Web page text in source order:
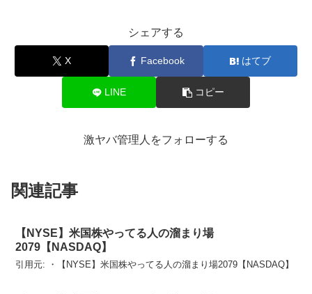
シェアする
X Facebook はてブ
LINE コピー
激ヤバ管理人をフォローする
関連記事
【NYSE】米国株やってる人の溜まり場
2079【NASDAQ】
引用元: ・【NYSE】米国株やってる人の溜まり場2079【NASDAQ】